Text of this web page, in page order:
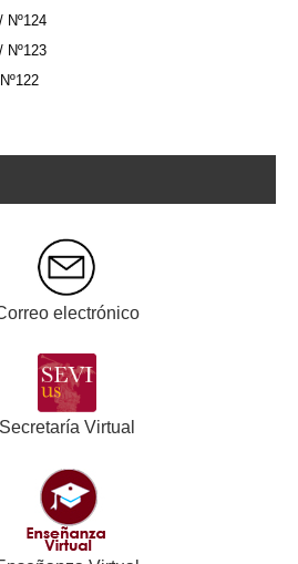
Nº124
Nº123
electrónico
Secretaría Virtual